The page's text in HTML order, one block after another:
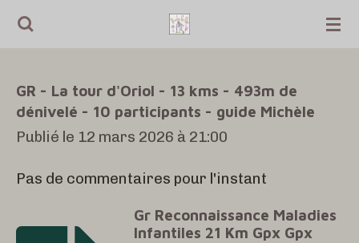
Passer
principal
GR - La tour d'Oriol - 13 kms - 493m de
dénivelé - 10 participants - guide Michèle
Publié le 12 mars 2026 à 21:00
Pas de commentaires pour l'instant
Gr Reconnaissance Maladies
Infantiles 21 Km Gpx Gpx